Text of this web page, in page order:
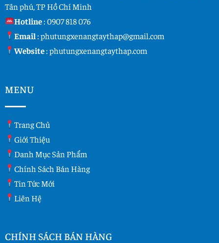
Tân phú, TP Hồ Chí Minh
Hotline:0907 818 076
Email :phutungxenangtaythap@gmail.com
Website:phutungxenangtaythap.com
MENU
Trang Chủ
Giới Thiệu
Danh Mục Sản Phẩm
Chính Sách Bán Hàng
Tin Tức Mới
Liên Hệ
CHÍNH SÁCH BÁN HÀNG